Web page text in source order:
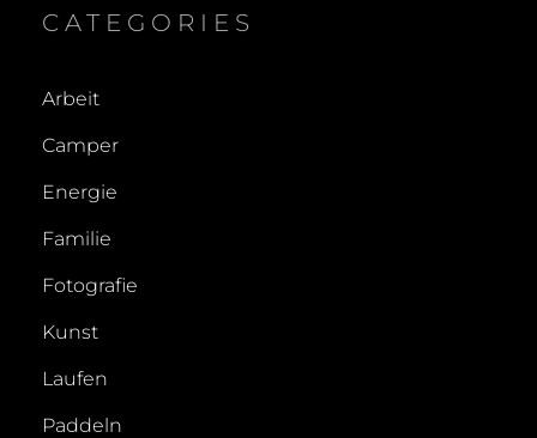
CATEGORIES
Arbeit
Camper
Energie
Familie
Fotografie
Kunst
Laufen
Paddeln